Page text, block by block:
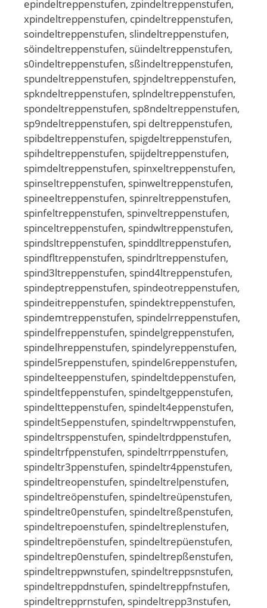
epindeltreppenstufen, zpindeltreppenstufen,
xpindeltreppenstufen, cpindeltreppenstufen,
soindeltreppenstufen, slindeltreppenstufen,
söindeltreppenstufen, süindeltreppenstufen,
s0indeltreppenstufen, sßindeltreppenstufen,
spundeltreppenstufen, spjndeltreppenstufen,
spkndeltreppenstufen, splndeltreppenstufen,
spondeltreppenstufen, sp8ndeltreppenstufen,
sp9ndeltreppenstufen, spi deltreppenstufen,
spibdeltreppenstufen, spigdeltreppenstufen,
spihdeltreppenstufen, spijdeltreppenstufen,
spimdeltreppenstufen, spinxeltreppenstufen,
spinseltreppenstufen, spinweltreppenstufen,
spineeltreppenstufen, spinreltreppenstufen,
spinfeltreppenstufen, spinveltreppenstufen,
spinceltreppenstufen, spindwltreppenstufen,
spindsltreppenstufen, spinddltreppenstufen,
spindfltreppenstufen, spindrltreppenstufen,
spind3ltreppenstufen, spind4ltreppenstufen,
spindeptreppenstufen, spindeotreppenstufen,
spindeitreppenstufen, spindektreppenstufen,
spindemtreppenstufen, spindelrreppenstufen,
spindelfreppenstufen, spindelgreppenstufen,
spindelhreppenstufen, spindelyreppenstufen,
spindel5reppenstufen, spindel6reppenstufen,
spindelteeppenstufen, spindeltdeppenstufen,
spindeltfeppenstufen, spindeltgeppenstufen,
spindeltteppenstufen, spindelt4eppenstufen,
spindelt5eppenstufen, spindeltrwppenstufen,
spindeltrsppenstufen, spindeltrdppenstufen,
spindeltrfppenstufen, spindeltrrppenstufen,
spindeltr3ppenstufen, spindeltr4ppenstufen,
spindeltreopenstufen, spindeltrelpenstufen,
spindeltreöpenstufen, spindeltreüpenstufen,
spindeltre0penstufen, spindeltreßpenstufen,
spindeltrepoenstufen, spindeltreplenstufen,
spindeltrepöenstufen, spindeltrepüenstufen,
spindeltrep0enstufen, spindeltrepßenstufen,
spindeltreppwnstufen, spindeltreppsnstufen,
spindeltreppdnstufen, spindeltreppfnstufen,
spindeltrepprnstufen, spindeltrepp3nstufen,